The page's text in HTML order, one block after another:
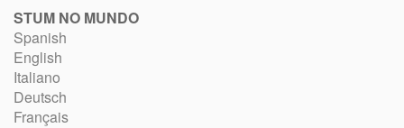
STUM NO MUNDO
Spanish
English
Italiano
Deutsch
Français